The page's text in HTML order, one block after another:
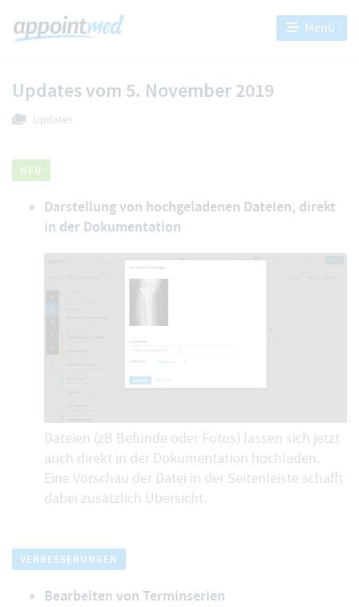
Menü
Updates vom 5. November 2019
Updates
NEU
Darstellung von hochgeladenen Dateien, direkt
in der Dokumentation
Dateien (zB Befunde oder Fotos) lassen sich jetzt
auch direkt in der Dokumentation hochladen.
Eine Vorschau der Datei in der Seitenleiste schafft
dabei zusätzlich Übersicht.
VERBESSERUNGEN
Bearbeiten von Terminserien